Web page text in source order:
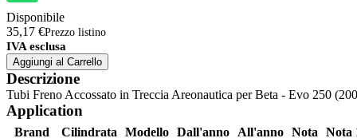
Disponibile
35,17 €Prezzo listino
IVA esclusa
Aggiungi al Carrello
Descrizione
Tubi Freno Accossato in Treccia Areonautica per Beta - Evo 250
Application
Brand Cilindrata Modello Dall'anno All'anno Nota Nota